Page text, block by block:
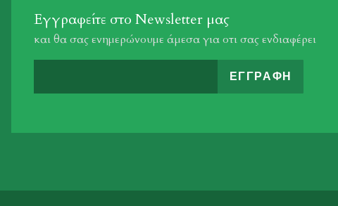
Εγγραφείτε στο Newsletter μας
και θα σας ενημερώνουμε άμεσα για οτι σας ενδιαφέρει